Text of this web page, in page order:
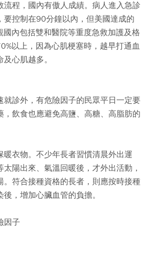
流程，國內有傲人成績。病人進入急診
要控制在90分鐘以內，但美國達成的
國內包括雙和醫院等重度急救加護及格
以上，因為心肌梗塞時，越早打通血
心肌越多。
就診外，有危險因子的民眾平日一定要
，飲食也應避免高鹽、高糖、高脂肪的
暖衣物。不少年長者習慣清晨外出運
陽出來、氣溫回暖後，才外出活動，
。符合接種資格的長者，則應按時接種
，增加心臟血管的負擔。
因子